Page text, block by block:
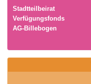
Stadtteilbeirat
Verfügungsfonds
AG-Billebogen